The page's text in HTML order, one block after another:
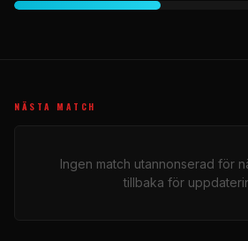
NÄSTA MATCH
Ingen match utannonserad för
tillbaka för